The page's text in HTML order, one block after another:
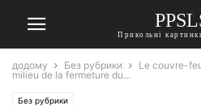
Прикольні
додому Без рубрики
Le couvre-
milieu de la fermeture du...
Без рубрики